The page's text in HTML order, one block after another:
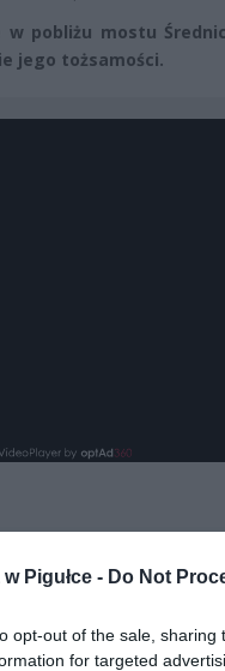
Pigułce - Do Not
opt-out of the sale,
for targeted
w pobliżu mostu
jego tożsamości.